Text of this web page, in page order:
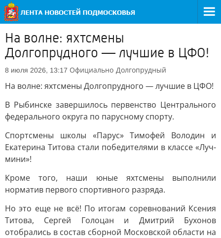
На волне: яхтсмены
Долгопрудного — лучшие в ЦФО!
8 июля 2026, 13:17 Официально Долгопрудный
На волне: яхтсмены Долгопрудного — лучшие в ЦФО!
В Рыбинске завершилось первенство Центрального
федерального округа по парусному спорту.
Спортсмены школы «Парус» Тимофей Володин и
Екатерина Титова стали победителями в классе «Луч-
мини»!
Кроме того, наши юные яхтсмены выполнили
норматив первого спортивного разряда.
Но это еще не всё! По итогам соревнований Ксения
Титова, Сергей Голоцан и Дмитрий Бухонов
отобрались в состав сборной Московской области на